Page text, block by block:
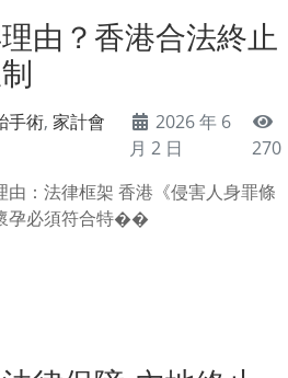
由？香港合法終止
手術,家計會
2026 年 6
月 2 日
270
由：法律框架 香港《侵害人身罪條
孕必須符合特��